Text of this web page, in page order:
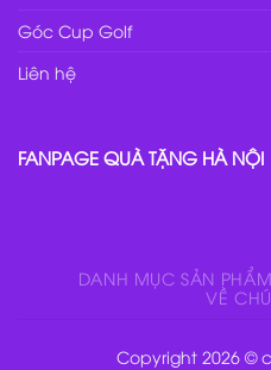
Góc Cup Golf
Liên hệ
FANPAGE QUÀ TẶNG HÀ NỘI
DANH MỤC SẢN PHẨM
VỀ
Copyright 2026 ©